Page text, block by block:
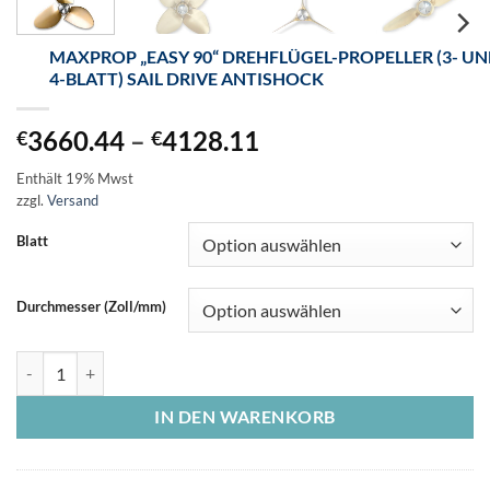
MAXPROP „EASY 90“ DREHFLÜGEL-PROPELLER (3-
4-BLATT) SAIL DRIVE ANTISHOCK
€3660.44 – €4128.11
€4128.11
Enthält 19% Mwst
zzgl. Versand
Blatt
Durchmesser (Zoll/mm)
IN DEN WARENKORB